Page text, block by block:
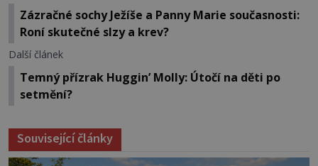
Zázračné sochy Ježíše a Panny Marie současnosti:
Roní skutečné slzy a krev?
Další článek
Temný přízrak Huggin’ Molly: Útočí na děti po
setmění?
Související články